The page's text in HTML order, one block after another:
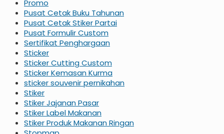
Promo
Pusat Cetak Buku Tahunan
Pusat Cetak Stiker Partai
Pusat Formulir Custom
Sertifikat Penghargaan
Sticker
Sticker Cutting Custom
Sticker Kemasan Kurma
sticker souvenir pernikahan
Stiker
Stiker Jajanan Pasar
Stiker Label Makanan
Stiker Produk Makanan Ringan